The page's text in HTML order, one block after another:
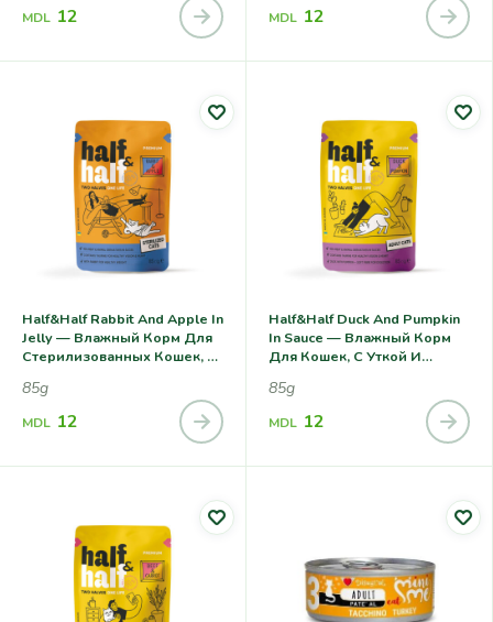
MDL 12 MDL 12
Half&Half Rabbit And Apple In
Jelly — Влажный Корм Для
Стерилизованных Кошек, С
Желе
85g
MDL 12
Half&Half Duck And Pumpkin
In Sauce — Влажный Корм
Для Кошек, С Уткой И
85g
MDL 12